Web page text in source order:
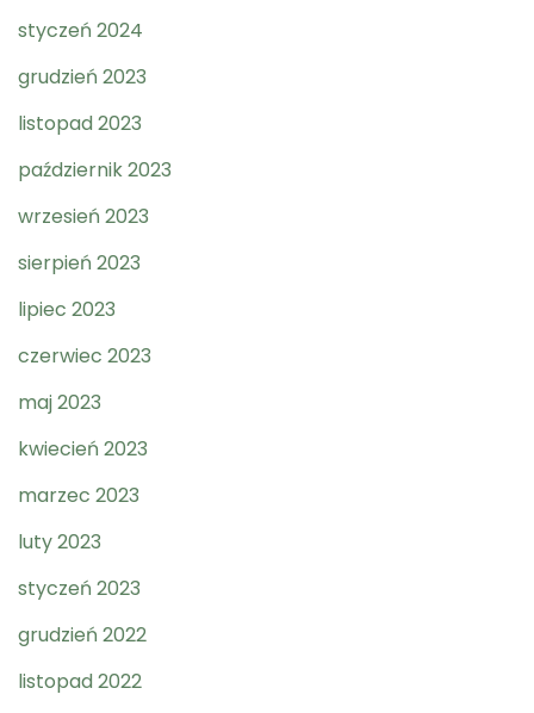
styczeń 2024
grudzień 2023
listopad 2023
październik 2023
wrzesień 2023
sierpień 2023
lipiec 2023
czerwiec 2023
maj 2023
kwiecień 2023
marzec 2023
luty 2023
styczeń 2023
grudzień 2022
listopad 2022